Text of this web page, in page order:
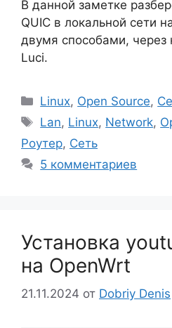
В данной заметке
QUIC в локальной сети
двумя способами, через
Luci.
Рубрики
Linux, Open Source,
Метки
Lan, Linux, Network,
Роутер, Сеть
5 комментариев
Установка
на OpenWrt
21.11.2024 от Dobriy Denis